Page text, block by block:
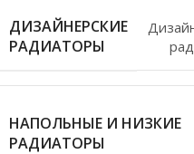
ДИЗАЙНЕРСКИЕ
РАДИАТОРЫ
НАПОЛЬНЫЕ И НИЗКИЕ
РАДИАТОРЫ